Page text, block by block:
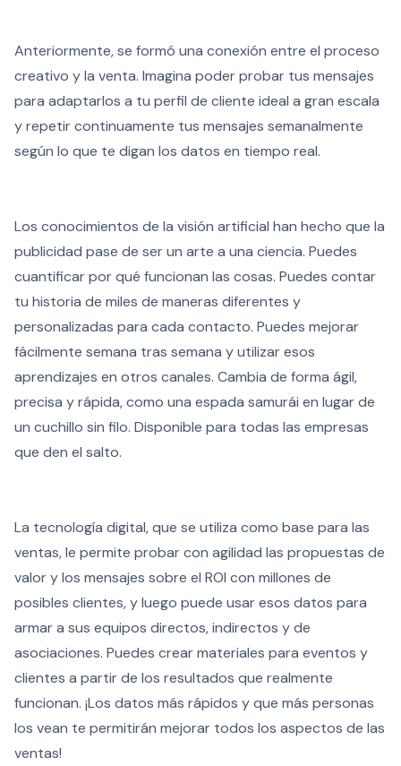
Anteriormente, se formó una conexión entre el proceso
creativo y la venta. Imagina poder probar tus mensajes
para adaptarlos a tu perfil de cliente ideal a gran escala
y repetir continuamente tus mensajes semanalmente
según lo que te digan los datos en tiempo real.
Los conocimientos de la visión artificial han hecho que la
publicidad pase de ser un arte a una ciencia. Puedes
cuantificar por qué funcionan las cosas. Puedes contar
tu historia de miles de maneras diferentes y
personalizadas para cada contacto. Puedes mejorar
fácilmente semana tras semana y utilizar esos
aprendizajes en otros canales. Cambia de forma ágil,
precisa y rápida, como una espada samurái en lugar de
un cuchillo sin filo. Disponible para todas las empresas
que den el salto.
La tecnología digital, que se utiliza como base para las
ventas, le permite probar con agilidad las propuestas de
valor y los mensajes sobre el ROI con millones de
posibles clientes, y luego puede usar esos datos para
armar a sus equipos directos, indirectos y de
asociaciones. Puedes crear materiales para eventos y
clientes a partir de los resultados que realmente
funcionan. ¡Los datos más rápidos y que más personas
los vean te permitirán mejorar todos los aspectos de las
ventas!